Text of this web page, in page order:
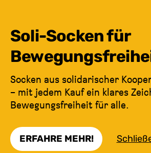
Soli-Socken für
Socken aus solidarischer
– mit jedem Kauf ein klares
Bewegungsfreiheit für alle.
ERFAHRE MEHR!